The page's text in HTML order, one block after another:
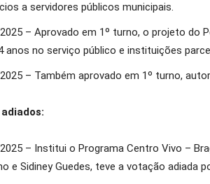
a servidores públicos municipais.
– Aprovado em 1º turno, o projeto do
anos no serviço público e instituições
– Também aprovado em 1º turno,
– Institui o Programa Centro Vivo –
e Sidiney Guedes, teve a votação adiada